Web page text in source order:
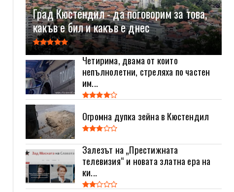
Град Кюстендил - да поговорим за това,
какъв е бил и какъв е днес
Четирима, двама от които
непълнолетни, стреляха по частен
им...
Огромна дупка зейна в Кюстендил
Залезът на „Престижната
телевизия“ и новата златна ера на
ки...